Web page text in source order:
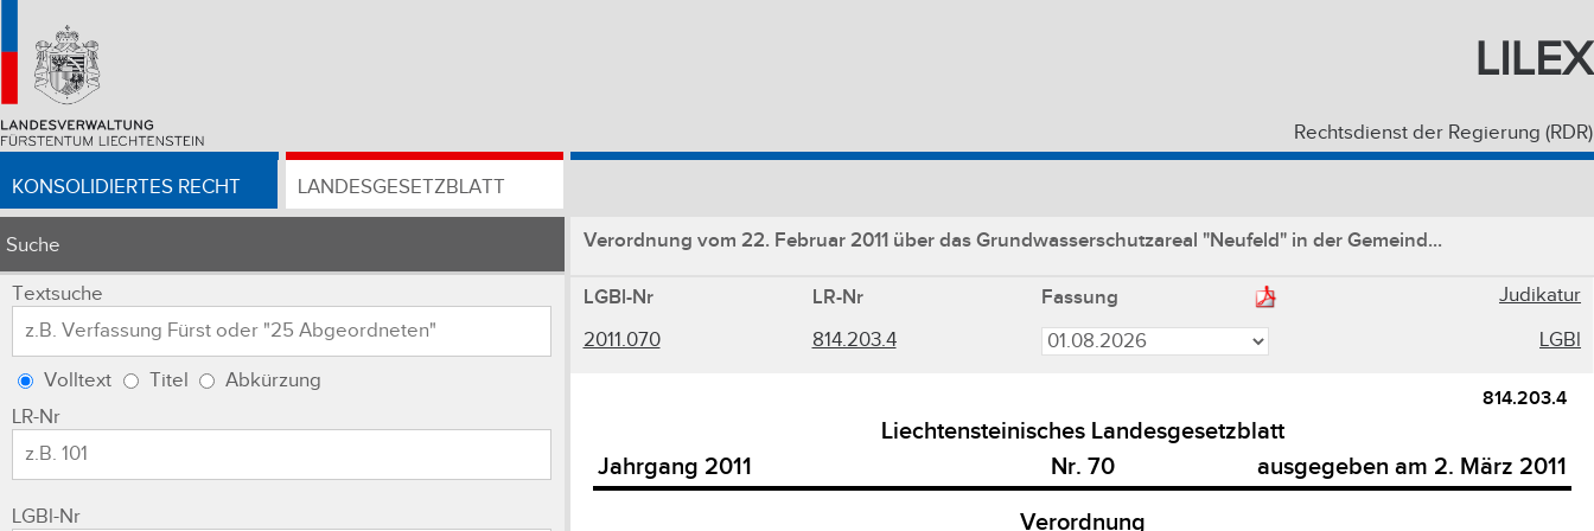
LILEX
Rechtsdienst der Regierung (RDR)
KONSOLIDIERTES RECHT LANDESGESETZBLATT
Suche
Textsuche
Volltext Titel
Abkürzung
LR-Nr
LGBl-Nr
Verordnung vom 22. Februar 2011 über das Grundwasserschutzareal "Neufeld" in der Gemeind...
LGBl-Nr LR-Nr Fassung
Judikatur
2011.070
814.203.4 LGBl